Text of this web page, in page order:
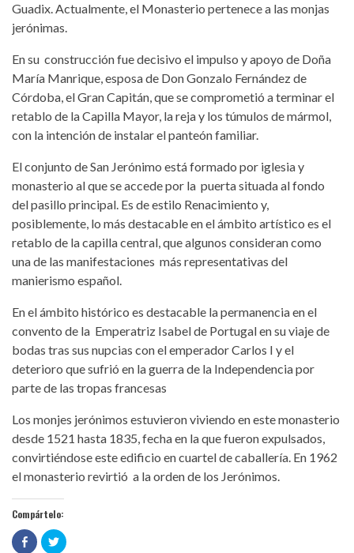
Guadix. Actualmente, el Monasterio pertenece a las monjas
jerónimas.
En su construcción fue decisivo el impulso y apoyo de Doña
María Manrique, esposa de Don Gonzalo Fernández de
Córdoba, el Gran Capitán, que se comprometió a terminar el
retablo de la Capilla Mayor, la reja y los túmulos de mármol,
con la intención de instalar el panteón familiar.
El conjunto de San Jerónimo está formado por iglesia y
monasterio al que se accede por la puerta situada al fondo
del pasillo principal. Es de estilo Renacimiento y,
posiblemente, lo más destacable en el ámbito artístico es el
retablo de la capilla central, que algunos consideran como
una de las manifestaciones más representativas del
manierismo español.
En el ámbito histórico es destacable la permanencia en el
convento de la Emperatriz Isabel de Portugal en su viaje de
bodas tras sus nupcias con el emperador Carlos I y el
deterioro que sufrió en la guerra de la Independencia por
parte de las tropas francesas
Los monjes jerónimos estuvieron viviendo en este monasterio
desde 1521 hasta 1835, fecha en la que fueron expulsados,
convirtiéndose este edificio en cuartel de caballería. En 1962
el monasterio revirtió a la orden de los Jerónimos.
Compártelo:
Haz
clic
Haz
clic